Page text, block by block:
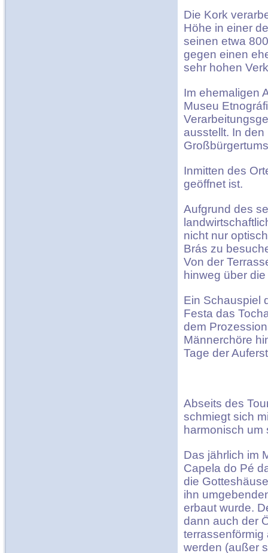
Die Kork
Höhe in einer
seinen etwa
gegen einen
sehr hohen
Im ehemaligen
Museu
ausstellt. In
Inmitten des
geöffnet ist.
Aufgrund des
nicht nur
Brás zu
Von der
hinweg über
Ein Schauspiel
Festa das
dem
Männerchöre
Tage der
Abseits des
schmiegt sich
harmonisch um
Das jährlich im
Capela do Pé
die
ihn
erbaut wurde.
dann auch der
werden (außer